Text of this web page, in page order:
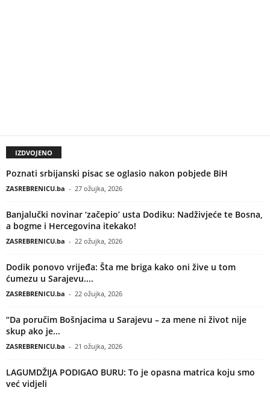
IZDVOJENO
Poznati srbijanski pisac se oglasio nakon pobjede BiH
ZASREBRENICU.ba - 27 ožujka, 2026
Banjalučki novinar ‘začepio’ usta Dodiku: Nadživjeće te Bosna,
a bogme i Hercegovina itekako!
ZASREBRENICU.ba - 22 ožujka, 2026
Dodik ponovo vrijeđa: Šta me briga kako oni žive u tom
ćumezu u Sarajevu....
ZASREBRENICU.ba - 22 ožujka, 2026
“Da poručim Bošnjacima u Sarajevu – za mene ni život nije
skup ako je...
ZASREBRENICU.ba - 21 ožujka, 2026
LAGUMDŽIJA PODIGAO BURU: To je opasna matrica koju smo
već vidjeli